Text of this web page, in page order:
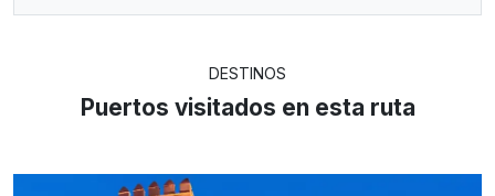
DESTINOS
Puertos visitados en esta ruta